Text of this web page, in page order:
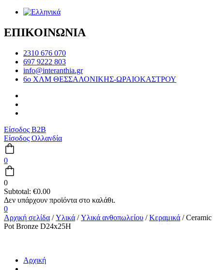
ΕΠΙΚΟΙΝΩΝΙΑ
2310 676 070
697 9222 803
info@interanthia.gr
6ο ΧΛΜ ΘΕΣΣΑΛΟΝΙΚΗΣ-ΩΡΑΙΟΚΑΣΤΡΟΥ
Είσοδος B2B
Είσοδος Ολλανδία
0
0
Subtotal: €0.00
0
Αρχική σελίδα /Υλικά /Υλικά ανθοπωλείου /Κεραμικά / Ceramic
Pot Bronze D24x25H
Αρχική